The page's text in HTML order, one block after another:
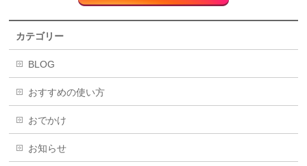
カテゴリー
BLOG
おすすめの使い方
おでかけ
お知らせ